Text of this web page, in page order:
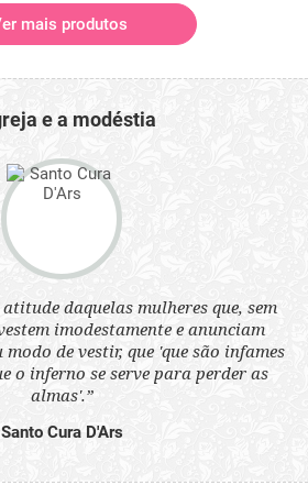
mais produtos
e a modéstia
daquelas mulheres que, sem
imodestamente e anunciam
de vestir, que 'que são infames
o inferno se serve para perder as
almas'.”
Santo Cura D'Ars